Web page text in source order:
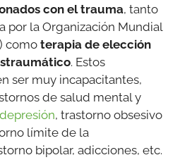
con el trauma, tanto
por la Organización Mundial
como terapia de elección
. Estos
ser muy incapacitantes,
de salud mental y
depresión, trastorno obsesivo
límite de la
bipolar, adicciones, etc.